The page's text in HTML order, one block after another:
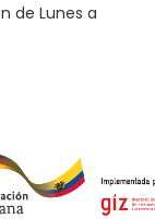
de Lunes a